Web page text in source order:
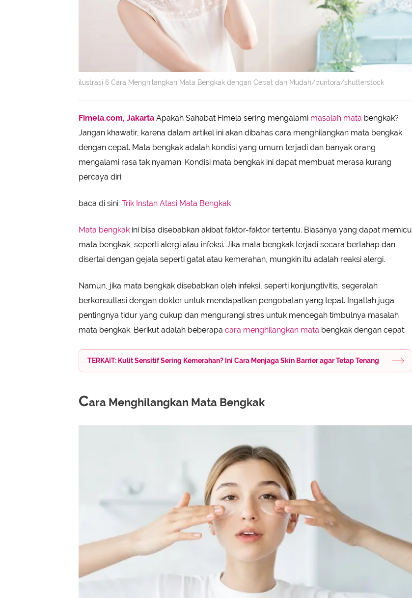
ilustrasi 6 Cara Menghilangkan Mata Bengkak dengan Cepat dan Mudah/buritora/shutterstock
Fimela.com, Jakarta Apakah Sahabat Fimela sering mengalami masalah mata bengkak?
Jangan khawatir, karena dalam artikel ini akan dibahas cara menghilangkan mata bengkak
dengan cepat. Mata bengkak adalah kondisi yang umum terjadi dan banyak orang
mengalami rasa tak nyaman. Kondisi mata bengkak ini dapat membuat merasa kurang
percaya diri.
baca di sini: Trik Instan Atasi Mata Bengkak
Mata bengkak ini bisa disebabkan akibat faktor-faktor tertentu. Biasanya yang dapat memicu
mata bengkak, seperti alergi atau infeksi. Jika mata bengkak terjadi secara bertahap dan
disertai dengan gejala seperti gatal atau kemerahan, mungkin itu adalah reaksi alergi.
Namun, jika mata bengkak disebabkan oleh infeksi, seperti konjungtivitis, segeralah
berkonsultasi dengan dokter untuk mendapatkan pengobatan yang tepat. Ingatlah juga
pentingnya tidur yang cukup dan mengurangi stres untuk mencegah timbulnya masalah
mata bengkak. Berikut adalah beberapa cara menghilangkan mata bengkak dengan cepat:
TERKAIT: Kulit Sensitif Sering Kemerahan? Ini Cara Menjaga Skin Barrier agar Tetap Tenang
Cara Menghilangkan Mata Bengkak